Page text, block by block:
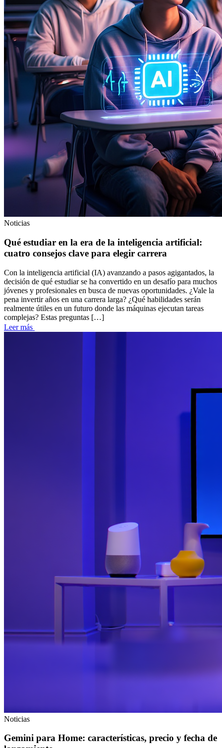
¿Todavía no sabes cuanto podría costar tu proyecto?
Obtén una estimación inicial en minutos y empieza a
Cotiza online
Noticias
Qué estudiar en la era de la inteligencia artificial:
cuatro consejos clave para elegir carrera
Con la inteligencia artificial (IA) avanzando a pasos agigantados, la
decisión de qué estudiar se ha convertido en un desafío para muchos
jóvenes y profesionales en busca de nuevas oportunidades. ¿Vale la
pena invertir años en una carrera larga? ¿Qué habilidades serán
realmente útiles en un futuro donde las máquinas ejecutan tareas
complejas? Estas preguntas […]
Leer más
Noticias
Gemini para Home: características, precio y fecha de